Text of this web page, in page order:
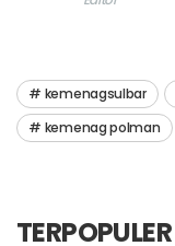
kemenagsulbar
kemenag polman